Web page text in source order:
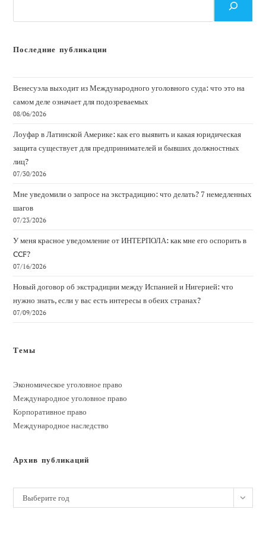
Последние публикации
Венесуэла выходит из Международного уголовного суда: что это на
самом деле означает для подозреваемых
08/06/2026
Лоуфар в Латинской Америке: как его выявить и какая юридическая
защита существует для предпринимателей и бывших должностных
лиц?
07/30/2026
Мне уведомили о запросе на экстрадицию: что делать? 7 немедленных
шагов
07/23/2026
У меня красное уведомление от ИНТЕРПОЛА: как мне его оспорить в
CCF?
07/16/2026
Новый договор об экстрадиции между Испанией и Нигерией: что
нужно знать, если у вас есть интересы в обеих странах?
07/09/2026
Темы
Экономическое уголовное право
Международное уголовное право
Корпоративное право
Международное наследство
Архив публикаций
Архивы
Выберите год